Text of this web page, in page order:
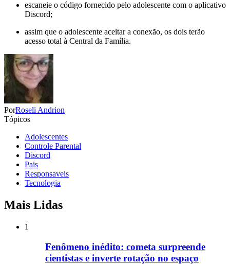
escaneie o código fornecido pelo adolescente com o aplicativo
Discord;
assim que o adolescente aceitar a conexão, os dois terão
acesso total à Central da Família.
PorRoseli Andrion
Tópicos
Adolescentes
Controle Parental
Discord
Pais
Responsaveis
Tecnologia
Mais Lidas
1
Fenômeno inédito: cometa surpreende
cientistas e inverte rotação no espaço